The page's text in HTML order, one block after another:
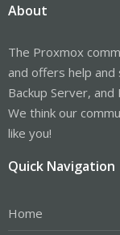
About
The Proxmox
and offers help
Backup Server,
We think our
like you!
Quick Navigation
Home